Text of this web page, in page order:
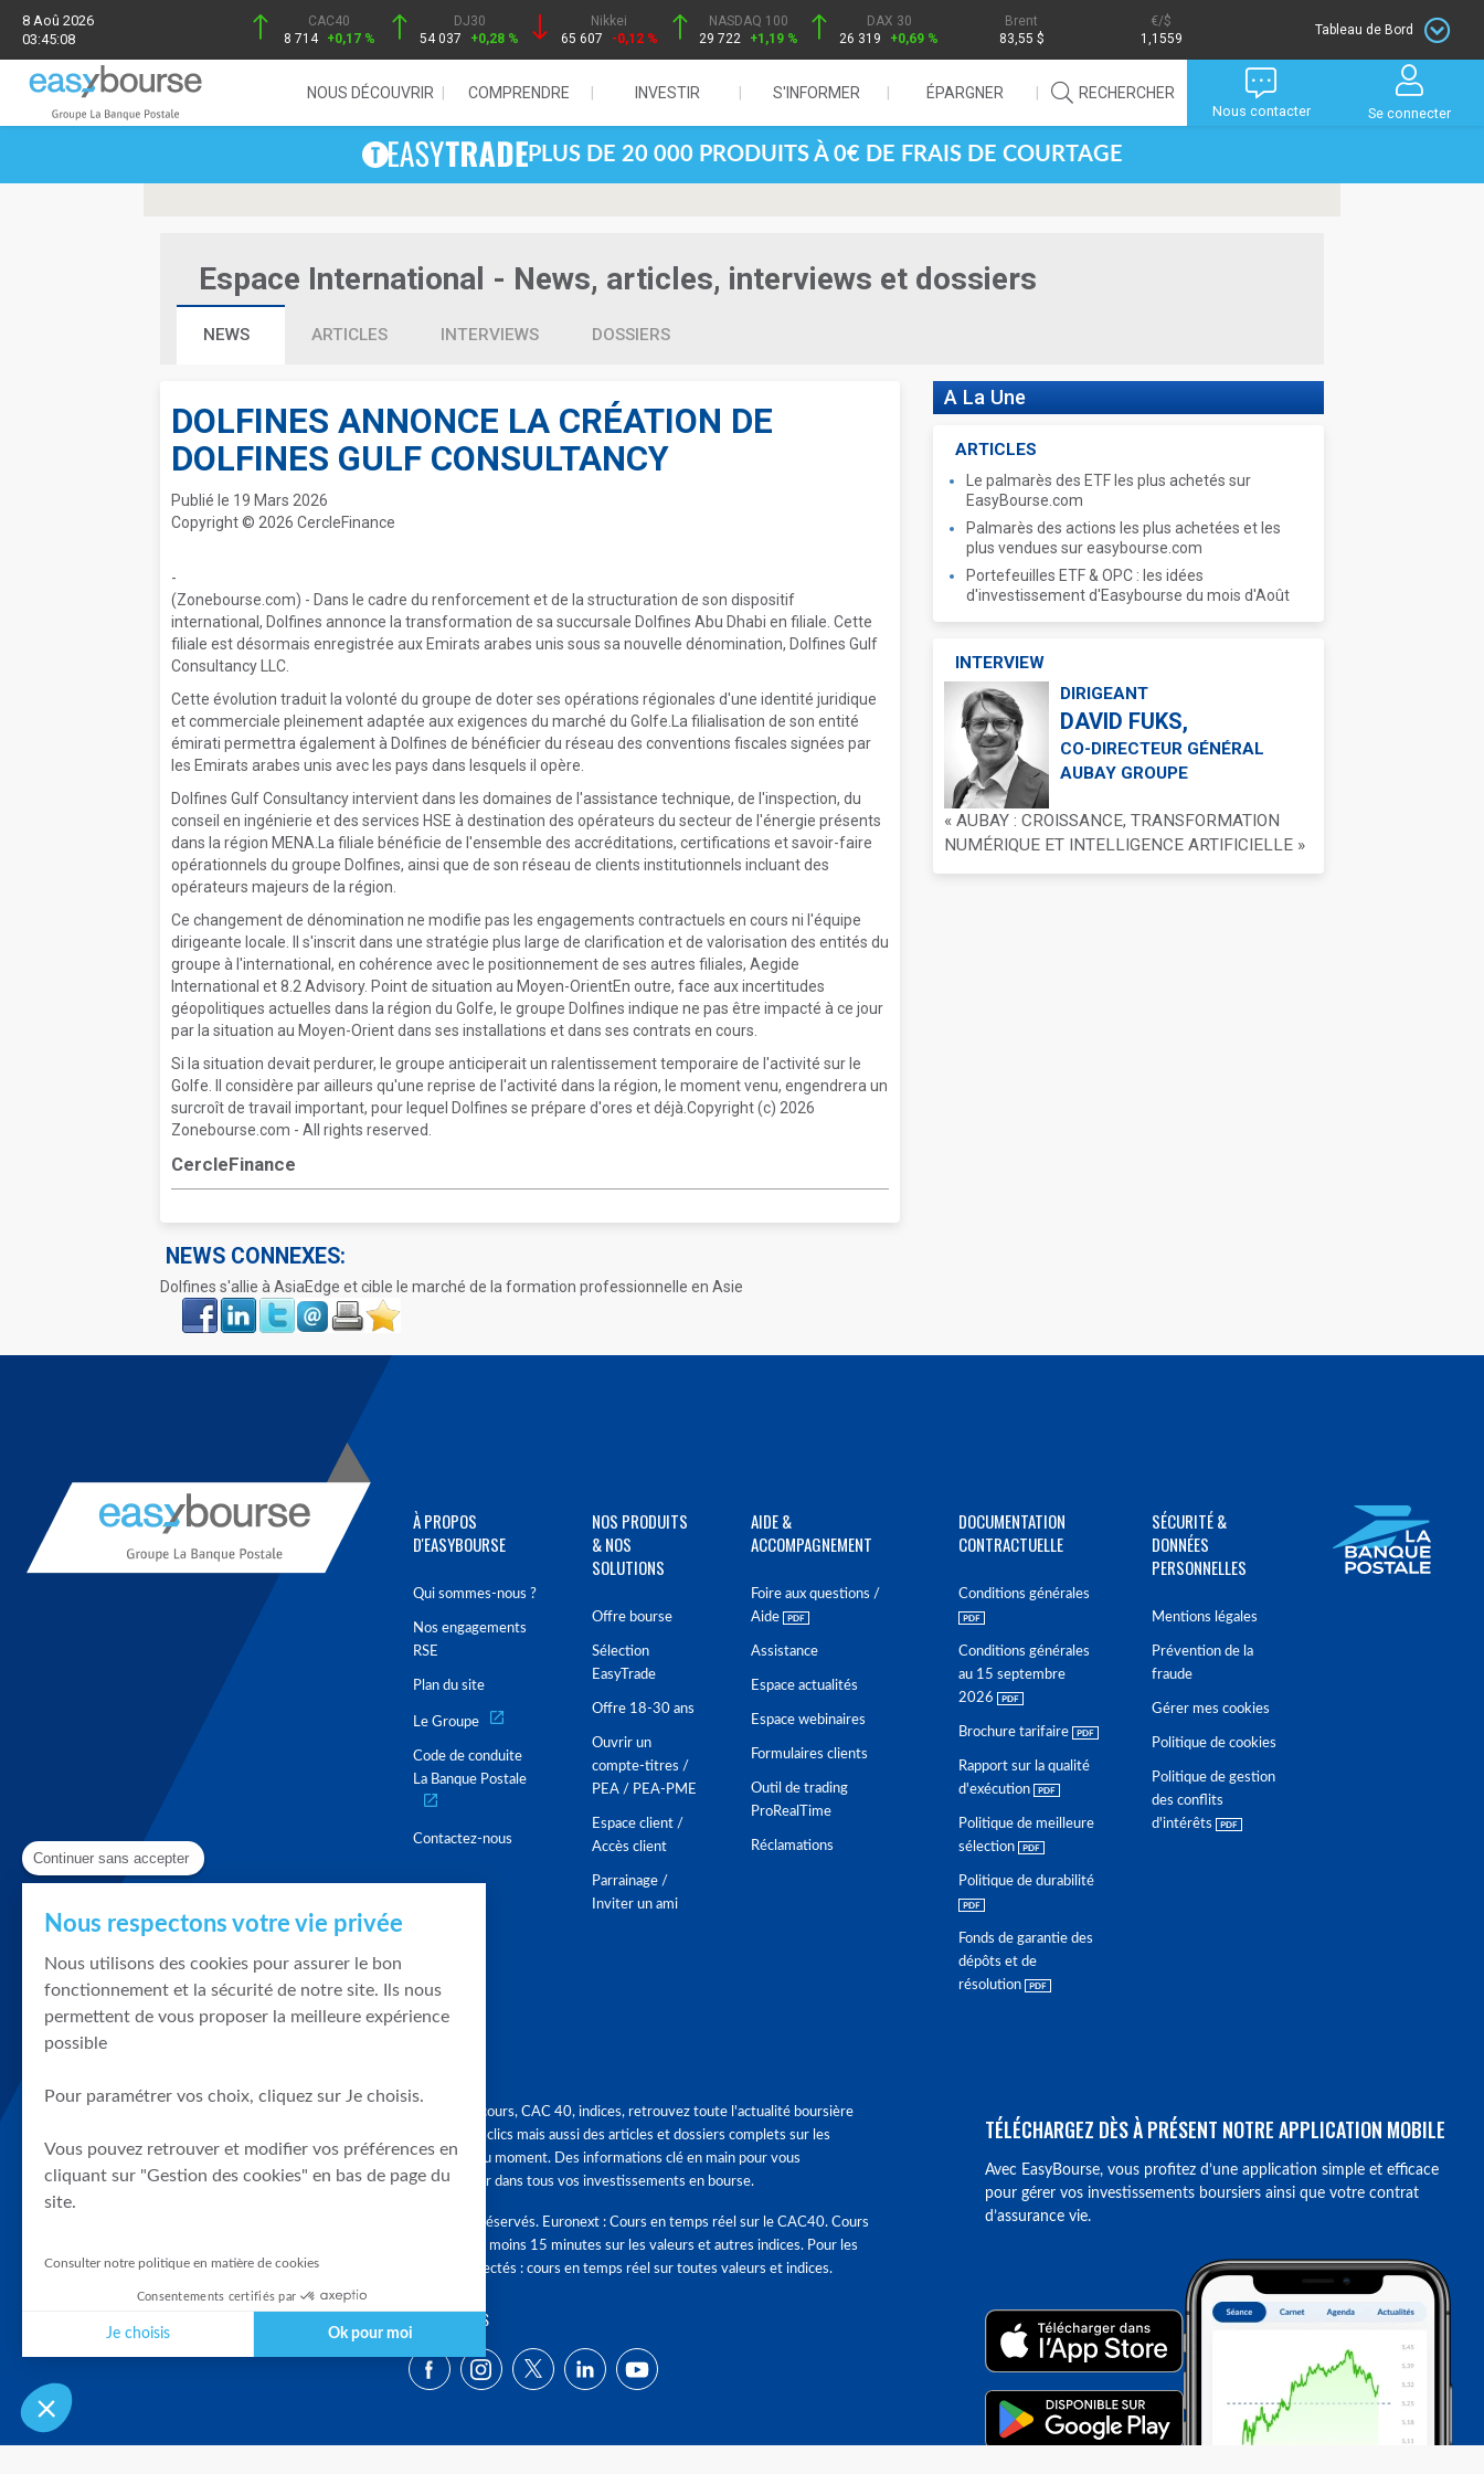
8 Aoû 2026
03:45:08
CAC40
8 714 +0,17 %
DJ30
54 037
+0,28 %
Nikkei
65 607
-0,12 %
NASDAQ 100
29 722
+1,19 %
DAX 30
26 319
+0,69 %
Brent
83,55 $
/$
1,1559
Tableau de Bord
NOUS DÉCOUVRIR COMPRENDRE INVESTIR S'INFORMER ÉPARGNER RECHERCHER
Nous contacter Se connecter
PLUS DE 20 000 PRODUITS À 0€ DE FRAIS DE COURTAGE
Espace International - News, articles, interviews et dossiers
NEWS ARTICLES INTERVIEWS DOSSIERS
DOLFINES ANNONCE LA CRÉATION DE
DOLFINES GULF CONSULTANCY
Publié le 19 Mars 2026
Copyright © 2026 CercleFinance
-
(Zonebourse.com) - Dans le cadre du renforcement et de la structuration de son dispositif
international, Dolfines annonce la transformation de sa succursale Dolfines Abu Dhabi en filiale. Cette
filiale est désormais enregistrée aux Emirats arabes unis sous sa nouvelle dénomination, Dolfines Gulf
Consultancy LLC.
Cette évolution traduit la volonté du groupe de doter ses opérations régionales d'une identité juridique
et commerciale pleinement adaptée aux exigences du marché du Golfe.La filialisation de son entité
émirati permettra également à Dolfines de bénéficier du réseau des conventions fiscales signées par
les Emirats arabes unis avec les pays dans lesquels il opère.
Dolfines Gulf Consultancy intervient dans les domaines de l'assistance technique, de l'inspection, du
conseil en ingénierie et des services HSE à destination des opérateurs du secteur de l'énergie présents
dans la région MENA.La filiale bénéficie de l'ensemble des accréditations, certifications et savoir-faire
opérationnels du groupe Dolfines, ainsi que de son réseau de clients institutionnels incluant des
opérateurs majeurs de la région.
Ce changement de dénomination ne modifie pas les engagements contractuels en cours ni l'équipe
dirigeante locale. Il s'inscrit dans une stratégie plus large de clarification et de valorisation des entités du
groupe à l'international, en cohérence avec le positionnement de ses autres filiales, Aegide
International et 8.2 Advisory. Point de situation au Moyen-OrientEn outre, face aux incertitudes
géopolitiques actuelles dans la région du Golfe, le groupe Dolfines indique ne pas être impacté à ce jour
par la situation au Moyen-Orient dans ses installations et dans ses contrats en cours.
Si la situation devait perdurer, le groupe anticiperait un ralentissement temporaire de l'activité sur le
Golfe. Il considère par ailleurs qu'une reprise de l'activité dans la région, le moment venu, engendrera un
surcroît de travail important, pour lequel Dolfines se prépare d'ores et déjà.Copyright (c) 2026
Zonebourse.com - All rights reserved.
CercleFinance
NEWS CONNEXES:
Dolfines s'allie à AsiaEdge et cible le marché de la formation professionnelle en Asie
Face
book
LinkIn Twitter Envoyer ImprimerFavoris
A La Une
ARTICLES
Le palmarès des ETF les plus achetés sur
EasyBourse.com
Palmarès des actions les plus achetées et les
plus vendues sur easybourse.com
Portefeuilles ETF & OPC : les idées
d'investissement d'Easybourse du mois d'Août
INTERVIEW
DIRIGEANT
DAVID FUKS,
CO-DIRECTEUR GÉNÉRAL
AUBAY GROUPE
« AUBAY : CROISSANCE, TRANSFORMATION
NUMÉRIQUE ET INTELLIGENCE ARTIFICIELLE »
À PROPOS
D'EASYBOURSE
Qui sommes-nous ?
Nos engagements
RSE
Plan du site
Le Groupe
Code de conduite
La Banque Postale
Contactez-nous
NOS PRODUITS
& NOS
SOLUTIONS
Offre bourse
Sélection
EasyTrade
Offre 18-30 ans
Ouvrir un
compte-titres /
PEA / PEA-PME
Espace client /
Accès client
Parrainage /
Inviter un ami
AIDE &
ACCOMPAGNEMENT
Foire aux questions /
Aide
Assistance
Espace actualités
Espace webinaires
Formulaires clients
Outil de trading
ProRealTime
Réclamations
DOCUMENTATION
CONTRACTUELLE
Conditions générales
Conditions générales
au 15 septembre
2026
Brochure tarifaire
Rapport sur la qualité
d'exécution
Politique de meilleure
sélection
Politique de durabilité
Fonds de garantie des
dépôts et de
résolution
SÉCURITÉ &
DONNÉES
PERSONNELLES
Mentions légales
Prévention de la
fraude
Gérer mes cookies
Politique de cookies
Politique de gestion
des conflits
d'intérêts
Graphique, cours, CAC 40, indices, retrouvez toute l'actualité boursière
en quelques clics mais aussi des articles et dossiers complets sur les
tendances du moment. Des informations clé en main pour vous
accompagner dans tous vos investissements en bourse.
Tous droits réservés. Euronext : Cours en temps réel sur le CAC40. Cours
différés d'au moins 15 minutes sur les valeurs et autres indices. Pour les
clients connectés : cours en temps réel sur toutes valeurs et indices.
SUIVEZ-NOUS
TÉLÉCHARGEZ DÈS À PRÉSENT NOTRE APPLICATION MOBILE
Avec EasyBourse, vous profitez d’une application simple et efficace
pour gérer vos investissements boursiers ainsi que votre contrat
d’assurance vie.
Continuer sans accepter
Nous respectons votre vie privée
Nous utilisons des cookies pour assurer le bon
fonctionnement et la sécurité de notre site. Ils nous
permettent de vous proposer la meilleure expérience
possible
Pour paramétrer vos choix, cliquez sur Je choisis.
Vous pouvez retrouver et modifier vos préférences en
cliquant sur "Gestion des cookies" en bas de page du
site.
Consulter notre politique en matière de cookies
Consentements certifiés par
Je choisis Ok pour moi
Plateforme de Gestion du Consentement : Personnalisez vos Options
Notre plateforme vous permet d'adapter et de gérer vos paramètres de confidentialité, en garantissant la conformité avec les réglementations. Personnalisez vos préférences pour contrôler la manière dont